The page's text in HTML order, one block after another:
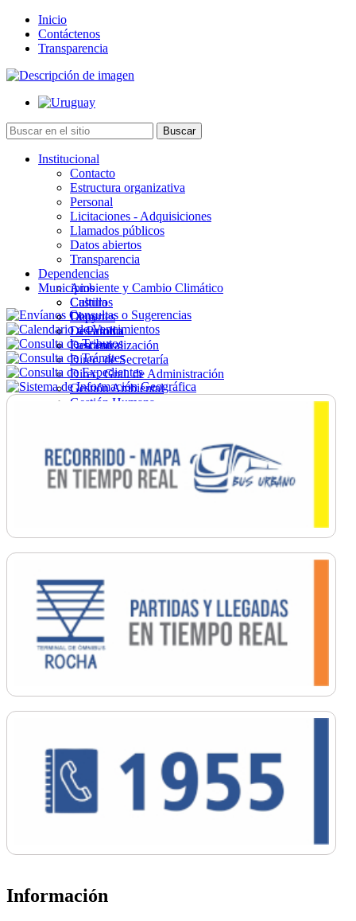
Inicio
Contáctenos
Transparencia
Institucional
Contacto
Estructura organizativa
Personal
Licitaciones - Adquisiciones
Llamados públicos
Datos abiertos
Transparencia
Dependencias
Ambiente y Cambio Climático
Cultura
Deportes
Desarrollo
Descentralización
Direc. de Secretaría
Direc. Gral. de Administración
Gestión Ambiental
Gestión Humana
Ordenamiento
Promoción Social
Salud
Secretaría General
Municipios
Castillos
Chuy
La Paloma
Lascano
Información